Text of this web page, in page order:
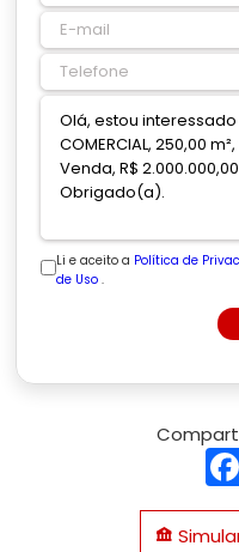
Li e aceito a Política de
de Uso .